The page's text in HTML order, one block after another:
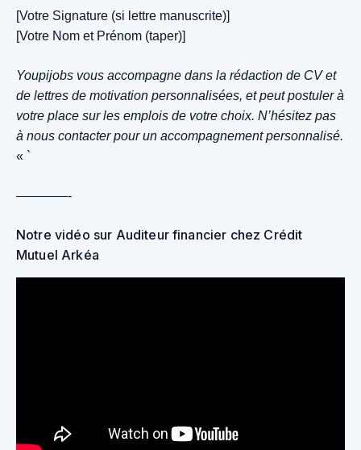
[Votre Signature (si lettre manuscrite)]
[Votre Nom et Prénom (taper)]
Youpijobs vous accompagne dans la rédaction de CV et
de lettres de motivation personnalisées, et peut postuler à
votre place sur les emplois de votre choix. N’hésitez pas
à nous contacter pour un accompagnement personnalisé.
« `
————-
Notre vidéo sur Auditeur financier chez Crédit
Mutuel Arkéa